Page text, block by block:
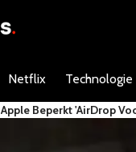
Netflix Technologie
Apple Beperkt 'AirDrop